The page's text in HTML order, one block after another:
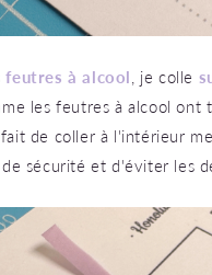
feutres à alcool , je colle
les feutres à alcool ont
de coller à l'intérieur
sécurité et d'éviter les